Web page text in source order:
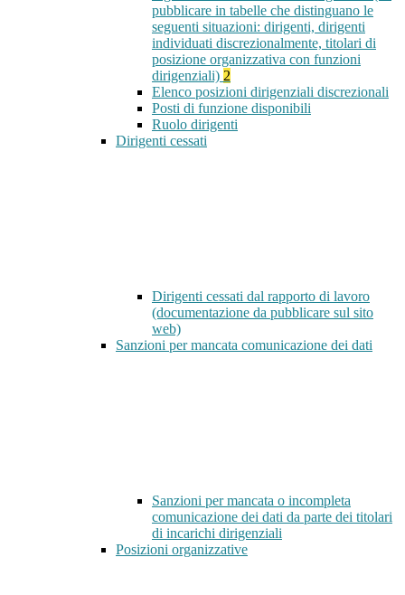
pubblicare in tabelle che distinguano le
seguenti situazioni: dirigenti, dirigenti
individuati discrezionalmente, titolari di
posizione organizzativa con funzioni
dirigenziali) 2
Elenco posizioni dirigenziali discrezionali
Posti di funzione disponibili
Ruolo dirigenti
Dirigenti cessati
Dirigenti cessati dal rapporto di lavoro
(documentazione da pubblicare sul sito
web)
Sanzioni per mancata comunicazione dei dati
Sanzioni per mancata o incompleta
comunicazione dei dati da parte dei titolari
di incarichi dirigenziali
Posizioni organizzative